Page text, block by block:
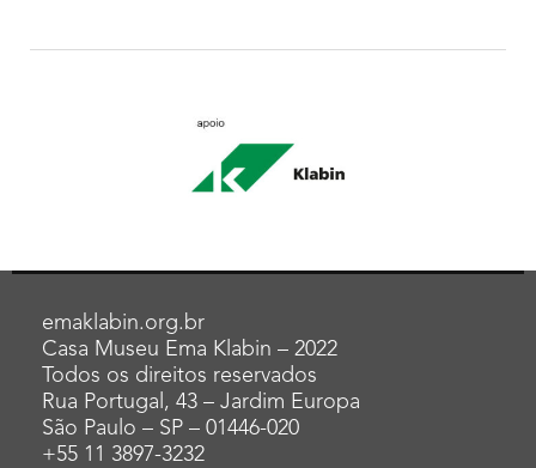
emaklabin.org.br
Casa Museu Ema Klabin – 2022
Todos os direitos reservados
Rua Portugal, 43 – Jardim Europa
São Paulo – SP – 01446-020
+55 11 3897-3232